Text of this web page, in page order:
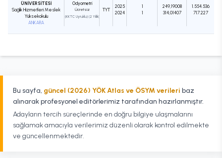
ÜNİVERSİTESİ
Sağlık Hizmetleri Meslek
Yüksekokulu
ANKARA
Odyometri
Ücretsiz
(KKTC Uyruklu) (2 Yıllık)
TYT
2025
2024
1
1
249,19008
314,01407
1.554.536
717.227
Bu sayfa, güncel (2026) YÖK Atlas ve ÖSYM verileri baz
alınarak profesyonel editörlerimiz tarafından hazırlanmıştır.
Adayların tercih süreçlerinde en doğru bilgiye ulaşmalarını
sağlamak amacıyla verilerimiz düzenli olarak kontrol edilmekte
ve güncellenmektedir.